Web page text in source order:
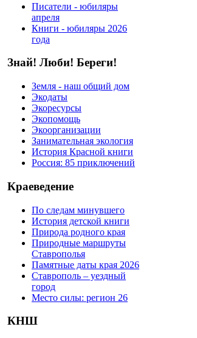
Писатели - юбиляры
апреля
Книги - юбиляры 2026
года
Знай! Люби! Береги!
Земля - наш общий дом
Экодаты
Экоресурсы
Экопомощь
Экоорганизации
Занимательная экология
История Красной книги
Россия: 85 приключений
Краеведение
По следам минувшего
История детской книги
Природа родного края
Природные маршруты
Ставрополья
Памятные даты края 2026
Ставрополь – уездный
город
Место силы: регион 26
КНШ